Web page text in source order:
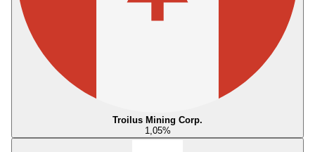
Troilus Mining Corp.
1,05%